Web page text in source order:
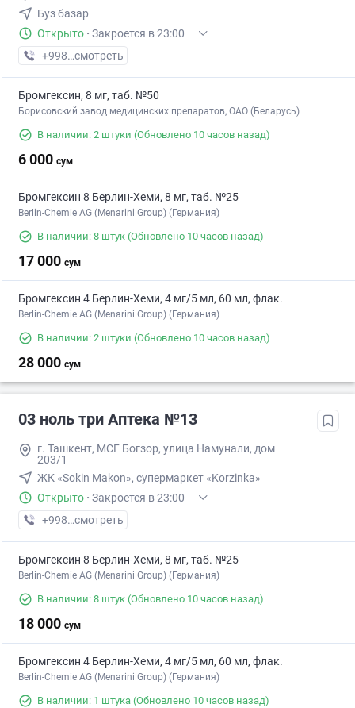
Буз базар
Открыто · Закроется в 23:00
+998 (55) XXX-XX-XX
смотреть
Бромгексин, 8 мг, таб. №50
Борисовский завод медицинских препаратов, ОАО (Беларусь)
В наличии: 2 штуки (Обновлено 10 часов назад)
6 000 сум
Бромгексин 8 Берлин-Хеми, 8 мг, таб. №25
Berlin-Chemie AG (Menarini Group) (Германия)
В наличии: 8 штук (Обновлено 10 часов назад)
17 000 сум
Бромгексин 4 Берлин-Хеми, 4 мг/5 мл, 60 мл, флак.
Berlin-Chemie AG (Menarini Group) (Германия)
В наличии: 2 штуки (Обновлено 10 часов назад)
28 000 сум
03 ноль три Аптека №13
г. Ташкент, МСГ Богзор, улица Намунали, дом
203/1
ЖК «Sokin Makon», супермаркет «Korzinka»
Открыто · Закроется в 23:00
+998 (77) XXX-XX-XX
смотреть
Бромгексин 8 Берлин-Хеми, 8 мг, таб. №25
Berlin-Chemie AG (Menarini Group) (Германия)
В наличии: 8 штук (Обновлено 10 часов назад)
18 000 сум
Бромгексин 4 Берлин-Хеми, 4 мг/5 мл, 60 мл, флак.
Berlin-Chemie AG (Menarini Group) (Германия)
В наличии: 1 штука (Обновлено 10 часов назад)